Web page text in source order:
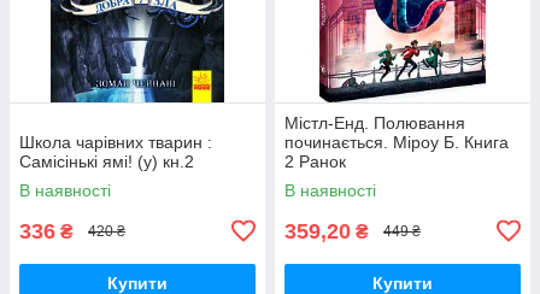
Школа чарівних тварин :
Самісінькі ямі! (у) кн.2
В наявності
336 ₴ 420 ₴
Купити
Містл-Енд. Полювання
починається. Міроу Б. Книга
2 Ранок
В наявності
359,20 ₴ 449 ₴
Купити